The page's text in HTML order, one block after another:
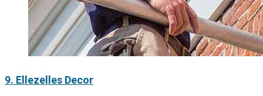
9. Ellezelles Decor